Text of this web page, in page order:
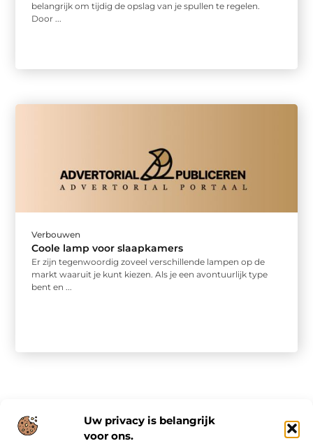
Uw privacy is belangrijk
voor ons.
belangrijk om tijdig de opslag van je spullen te regelen.
Door ...
Verbouwen
Coole lamp voor slaapkamers
Er zijn tegenwoordig zoveel verschillende lampen op de
markt waaruit je kunt kiezen. Als je een avontuurlijk type
bent en ...